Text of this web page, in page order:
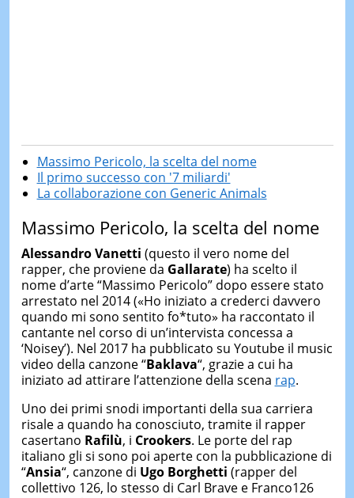
Massimo Pericolo, la scelta del nome
Il primo successo con '7 miliardi'
La collaborazione con Generic Animals
Massimo Pericolo, la scelta del nome
Alessandro Vanetti (questo il vero nome del
rapper, che proviene da Gallarate) ha scelto il
nome d’arte “Massimo Pericolo” dopo essere stato
arrestato nel 2014 («Ho iniziato a crederci davvero
quando mi sono sentito fo*tuto» ha raccontato il
cantante nel corso di un’intervista concessa a
‘Noisey’). Nel 2017 ha pubblicato su Youtube il music
video della canzone “Baklava“, grazie a cui ha
iniziato ad attirare l’attenzione della scena rap.
Uno dei primi snodi importanti della sua carriera
risale a quando ha conosciuto, tramite il rapper
casertano Rafilù, i Crookers. Le porte del rap
italiano gli si sono poi aperte con la pubblicazione di
“Ansia“, canzone di Ugo Borghetti (rapper del
collettivo 126, lo stesso di Carl Brave e Franco126